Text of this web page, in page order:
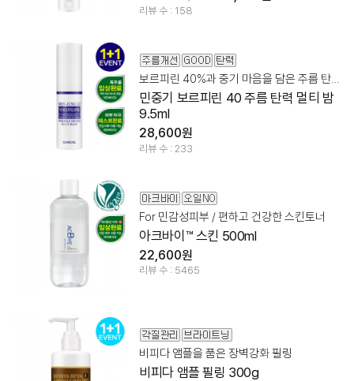
리뷰 수 : 158
보르피린 40%과 중기 마음을 담은 주름 탄력 멀티밤!
민중기 보르피린 40 주름 탄력 멀티 밤
9.5ml
28,600원
리뷰 수 : 233
For 민감성피부 / 편하고 건강한 스킨토너
아크바이™ 스킨 500ml
22,600원
리뷰 수 : 5465
비피다 앰플을 품은 장벽강화 필링
비피다 앰플 필링 300g